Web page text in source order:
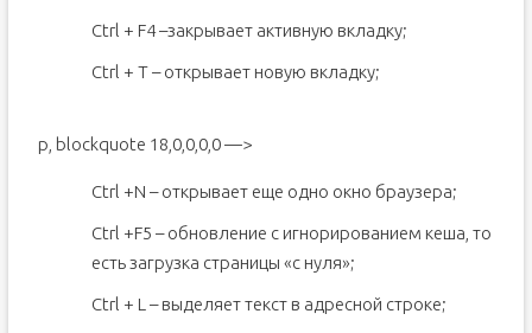
Ctrl + F4 –закрывает активную вкладку;
Ctrl + T – открывает новую вкладку;
p, blockquote 18,0,0,0,0 —>
Ctrl +N – открывает еще одно окно браузера;
Ctrl +F5 – обновление с игнорированием кеша, то
есть загрузка страницы «с нуля»;
Ctrl + L – выделяет текст в адресной строке;